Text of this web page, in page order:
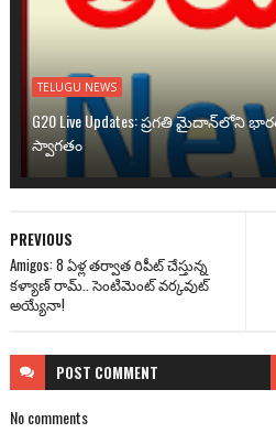
TELUGU NEWS
G20 Live Updates: ప్రగతి మైదాన్‌లోని
స్వాగతం
PREVIOUS
Amigos: 8 ఏళ్ల త‌ర్వాత రిపీట్ చేస్తున్న
క‌ళ్యాణ్ రామ్‌.. సెంటిమెంట్ వ‌ర్క‌వుట్
అయ్యేనా!
POST COMMENT
No comments